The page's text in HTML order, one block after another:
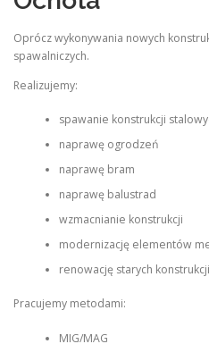
Oprócz wykonywania nowych
spawalniczych.
Realizujemy:
spawanie konstrukcji
naprawę ogrodzeń
naprawę bram
naprawę balustrad
wzmacnianie konstrukcji
modernizację elementów
renowację starych konstrukcji
Pracujemy metodami:
MIG/MAG